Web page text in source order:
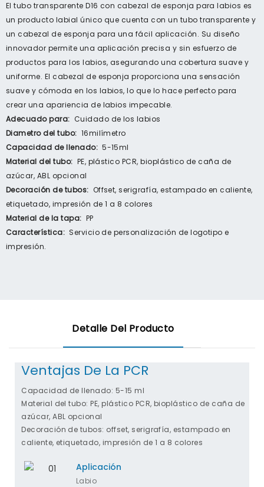
El tubo transparente D16 con cabezal de esponja para labios es
un producto labial único que cuenta con un tubo transparente y
un cabezal de esponja para una fácil aplicación. Su diseño
innovador permite una aplicación precisa y sin esfuerzo de
productos para los labios, asegurando una cobertura suave y
uniforme. El cabezal de esponja proporciona una sensación
suave y cómoda en los labios, lo que lo hace perfecto para
crear una apariencia de labios impecable.
Adecuado para: Cuidado de los labios
Diametro del tubo: 16milímetro
Capacidad de llenado: 5-15ml
Material del tubo: PE, plástico PCR, bioplástico de caña de
azúcar, ABL opcional
Decoración de tubos: Offset, serigrafía, estampado en caliente,
etiquetado, impresión de 1 a 8 colores
Material de la tapa: PP
Característica: Servicio de personalización de logotipo e
impresión.
Detalle Del Producto
Ventajas De La PCR
Capacidad de llenado: 5-15 ml
Material del tubo: PE, plástico PCR, bioplástico de caña de
azúcar, ABL opcional
Decoración de tubos: offset, serigrafía, estampado en
caliente, etiquetado, impresión de 1 a 8 colores
Aplicación
Labio